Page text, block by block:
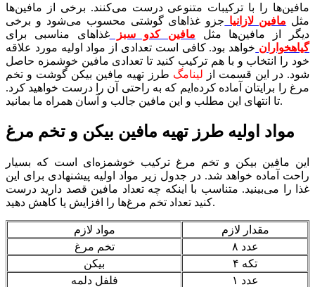
مافین‌ها را با ترکیبات متنوعی درست می‌کنند. برخی از مافین‌ها
مثل مافین لازانیا جزو غذاهای گوشتی محسوب می‌شود و برخی
دیگر از مافین‌ها مثل مافین کدو سبزغذاهای مناسبی برای
گیاهخواران خواهد بود. کافی است تعدادی از مواد اولیه مورد علاقه
خود را انتخاب و با هم ترکیب کنید تا تعدادی مافین خوشمزه حاصل
شود. در این قسمت از لینامگ طرز تهیه مافین بیکن گوشت و تخم
مرغ را برایتان آماده کرده‌ایم که به راحتی آن را درست خواهید کرد.
تا انتهای این مطلب و این مافین جالب و آسان همراه ما بمانید.
مواد اولیه طرز تهیه مافین بیکن و تخم مرغ
این مافین بیکن و تخم مرغ ترکیب خوشمزه‌ای است که بسیار
راحت آماده خواهد شد. در جدول زیر مواد اولیه پیشنهادی برای این
غذا را می‌بینید. متناسب با اینکه چه تعداد مافین قصد دارید درست
کنید تعداد تخم مرغ‌ها را افزایش یا کاهش دهید.
مواد لازم
مقدار لازم
تخم مرغ
۸ عدد
بیکن
۴ تکه
فلفل دلمه
۱ عدد